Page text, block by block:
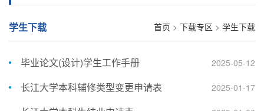
学生下载 首页 > 下载专区 > 学生下载
毕业论文(设计)学生工作手册 2025-05-12
长江大学本科辅修类型变更申请表 2025-01-17